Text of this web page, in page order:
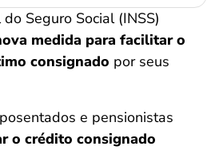
Seguro Social (INSS)
medida para facilitar o
consignado por seus
e pensionistas
o crédito consignado